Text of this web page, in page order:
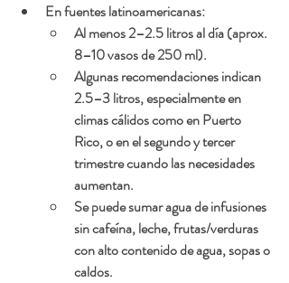
En fuentes latinoamericanas:
Al menos 2–2.5 litros al día (aprox.
8–10 vasos de 250 ml).
Algunas recomendaciones indican
2.5–3 litros, especialmente en
climas cálidos como en Puerto
Rico, o en el segundo y tercer
trimestre cuando las necesidades
aumentan.
Se puede sumar agua de infusiones
sin cafeína, leche, frutas/verduras
con alto contenido de agua, sopas o
caldos.